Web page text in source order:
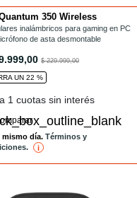
350 Wireless
gamer/QUANTUM350WIRELESS-
inalámbricos para gaming en PC
de asta desmontable
gamer/
$ 229.999,00
UN 22 %
1 cuotas sin interés
mismo día. Términos y
i reference